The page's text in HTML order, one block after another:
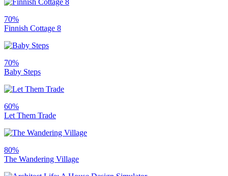
70%
Finnish Cottage 8
70%
Baby Steps
60%
Let Them Trade
80%
The Wandering Village